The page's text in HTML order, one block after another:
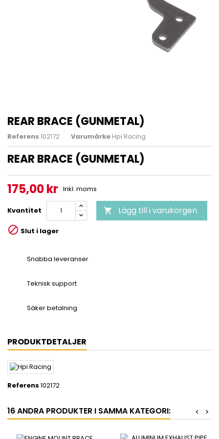
REAR BRACE (GUNMETAL)
Referens 102172 Varumärke Hpi Racing
REAR BRACE (GUNMETAL)
175,00 kr Inkl. moms
Kvantitet  Lägg till i varukorgen
 Slut i lager
Snabba leveranser
Teknisk support
Säker betalning
PRODUKTDETALJER
Referens 102172
16 ANDRA PRODUKTER I SAMMA KATEGORI: >
<